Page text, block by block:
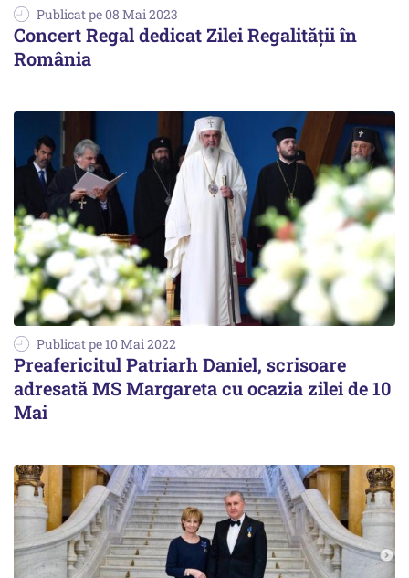
Publicat pe 08 Mai 2023
Concert Regal dedicat Zilei Regalității în
România
Publicat pe 10 Mai 2022
Preafericitul Patriarh Daniel, scrisoare
adresată MS Margareta cu ocazia zilei de 10
Mai